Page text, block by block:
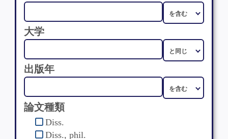
大学
出版年
論文種類
Diss.
Diss., phil.